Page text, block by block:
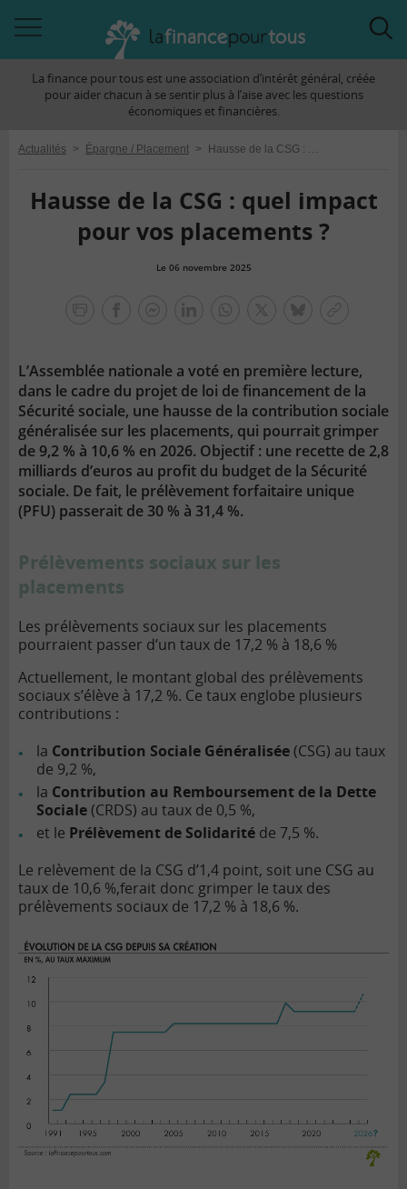
àLa finance pour tous est une association d’intérêt général, créée
pour aider chacun à se sentir plus à l’aise avec les questions
économiques et financières.
Actualités > Épargne / Placement > Hausse de la CSG : quel impact pour vos placements ?
Hausse de la CSG : quel impact
pour vos placements ?
Le 06 novembre 2025
L’Assemblée nationale a voté en première lecture,
dans le cadre du projet de loi de financement de la
Sécurité sociale, une hausse de la contribution sociale
généralisée sur les placements, qui pourrait grimper
de 9,2 % à 10,6 % en 2026. Objectif : une recette de 2,8
milliards d’euros au profit du budget de la Sécurité
sociale. De fait, le prélèvement forfaitaire unique
(PFU) passerait de 30 % à 31,4 %.
Prélèvements sociaux sur les
placements
Les prélèvements sociaux sur les placements
pourraient passer d’un taux de 17,2 % à 18,6 %
Actuellement, le montant global des prélèvements
sociaux s’élève à 17,2 %. Ce taux englobe plusieurs
contributions :
la Contribution Sociale Généralisée(CSG) au taux
de 9,2 %,
la Contribution au Remboursement de la Dette
Sociale(CRDS) au taux de 0,5 %,
et le Prélèvement de Solidarité de 7,5 %.
Le relèvement de la CSG d’1,4 point, soit une CSG au
taux de 10,6 %,ferait donc grimper le taux des
prélèvements sociaux de 17,2 % à 18,6 %.